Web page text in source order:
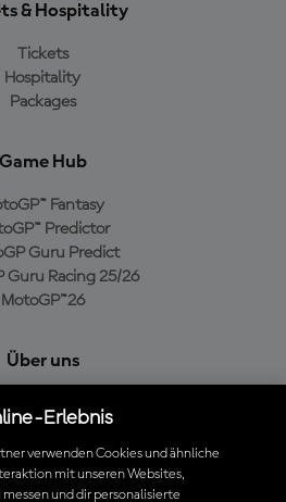
& Hospitality
Tickets
Hospitality
Packages
Game Hub
Fantasy
Predictor
Guru Predict
Guru Racing 25/26
MotoGP™26
Über uns
Richtlinien
Erlebnis
verwenden Cookies und ähnliche
mit unseren Websites,
und dir personalisierte